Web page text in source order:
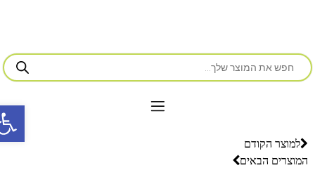
למוצר הקודם
המוצרים הבאים
פתח